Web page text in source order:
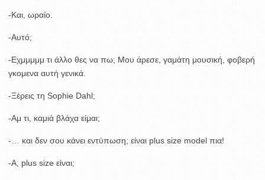
-Και, ωραίο.
-Αυτό;
-Εχμμμμμ τι άλλο θες να πω; Μου άρεσε, γαμάτη μουσική, φοβερή
γκομενα αυτή γενικά.
-Ξέρεις τη Sophie Dahl;
-Αμ τι, καμιά βλάχα είμαι;
-… και δεν σου κάνει εντύπωση; είναι plus size model πια!
-Α, plus size είναι;